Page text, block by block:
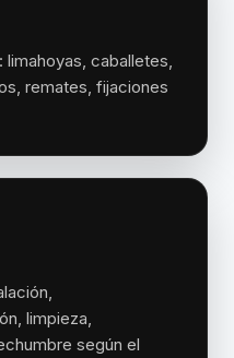
caballetes,
remates, fijaciones
limpieza,
según el